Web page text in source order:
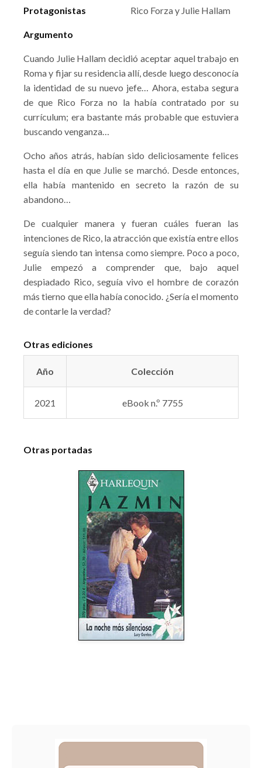
Protagonistas Rico Forza y Julie Hallam
Argumento
Cuando Julie Hallam decidió aceptar aquel trabajo en
Roma y fijar su residencia allí, desde luego desconocía
la identidad de su nuevo jefe… Ahora, estaba segura
de que Rico Forza no la había contratado por su
currículum; era bastante más probable que estuviera
buscando venganza…
Ocho años atrás, habían sido deliciosamente felices
hasta el día en que Julie se marchó. Desde entonces,
ella había mantenido en secreto la razón de su
abandono…
De cualquier manera y fueran cuáles fueran las
intenciones de Rico, la atracción que existía entre ellos
seguía siendo tan intensa como siempre. Poco a poco,
Julie empezó a comprender que, bajo aquel
despiadado Rico, seguía vivo el hombre de corazón
más tierno que ella había conocido. ¿Sería el momento
de contarle la verdad?
Otras ediciones
Año Colección
2021 eBook n.º 7755
Otras portadas